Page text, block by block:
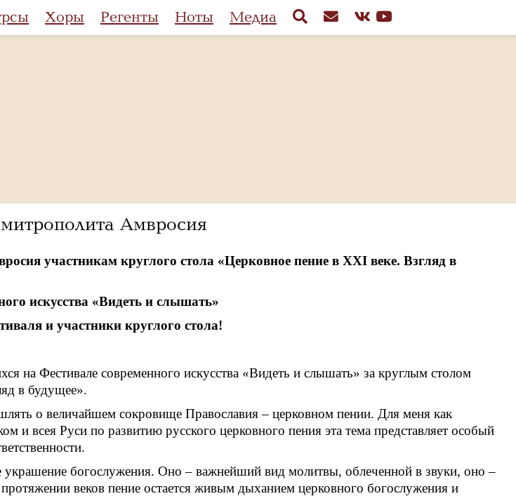
Хоры Регенты Ноты Медиа
Амвросия
участникам круглого стола «Церковное пение в XXI веке. Взгляд в
искусства «Видеть и слышать»
и участники круглого стола!
на Фестивале современного искусства «Видеть и слышать» за круглым столом
в будущее».
о величайшем сокровище Православия – церковном пении. Для меня как
и всея Руси по развитию русского церковного пения эта тема представляет особый
богослужения. Оно – важнейший вид молитвы, облеченной в звуки, оно –
веков пение остается живым дыханием церковного богослужения и